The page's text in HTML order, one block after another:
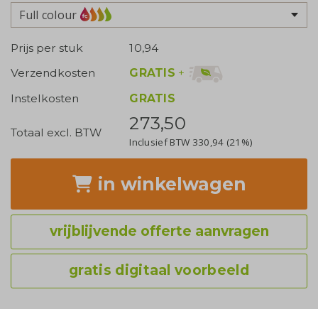
Full colour
Prijs per stuk
10,94
Verzendkosten
GRATIS +
Instelkosten
GRATIS
Totaal excl. BTW 273,50
Inclusief BTW 330,94 (21%)
in winkelwagen
vrijblijvende offerte aanvragen
gratis digitaal voorbeeld